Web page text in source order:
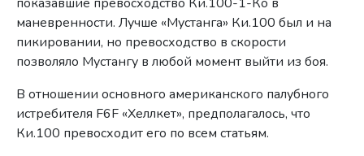
маневренности. Лучше «Мустанга» Ки.100 был и на
пикировании, но превосходство в скорости
позволяло Мустангу в любой момент выйти из боя.
В отношении основного американского палубного
истребителя F6F «Хеллкет», предполагалось, что
Ки.100 превосходит его по всем статьям.